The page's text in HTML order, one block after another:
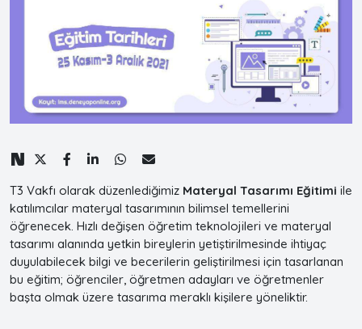
T3 Vakfı olarak düzenlediğimiz Materyal Tasarımı Eğitimi ile
katılımcılar materyal tasarımının bilimsel temellerini
öğrenecek. Hızlı değişen öğretim teknolojileri ve materyal
tasarımı alanında yetkin bireylerin yetiştirilmesinde ihtiyaç
duyulabilecek bilgi ve becerilerin geliştirilmesi için tasarlanan
bu eğitim; öğrenciler, öğretmen adayları ve öğretmenler
başta olmak üzere tasarıma meraklı kişilere yöneliktir.